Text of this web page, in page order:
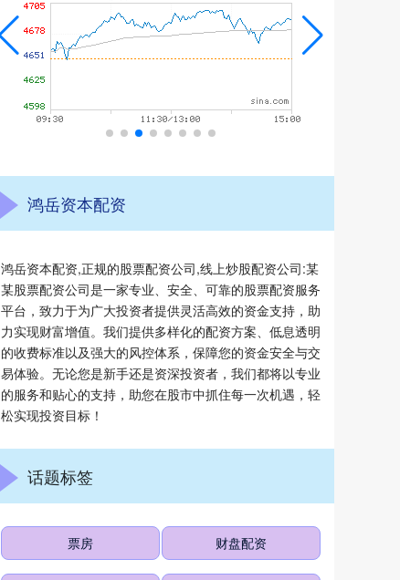
鸿岳资本配资
鸿岳资本配资,正规的股票配资公司,线上炒股配资公司:某
某股票配资公司是一家专业、安全、可靠的股票配资服务
平台，致力于为广大投资者提供灵活高效的资金支持，助
力实现财富增值。我们提供多样化的配资方案、低息透明
的收费标准以及强大的风控体系，保障您的资金安全与交
易体验。无论您是新手还是资深投资者，我们都将以专业
的服务和贴心的支持，助您在股市中抓住每一次机遇，轻
松实现投资目标！
话题标签
票房 财盘配资